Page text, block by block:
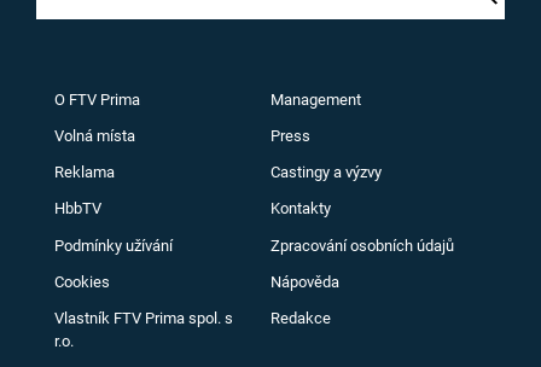
O FTV Prima Management
Volná místa Press
Reklama Castingy a výzvy
HbbTV Kontakty
Podmínky užívání Zpracování osobních údajů
Cookies Nápověda
Vlastník FTV Prima spol. s
r.o.
Redakce